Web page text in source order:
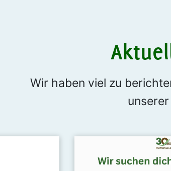
Wir haben viel zu